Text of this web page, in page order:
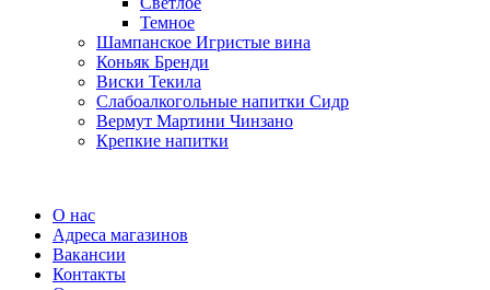
Темное
Шампанское Игристые вина
Коньяк Бренди
Виски Текила
Слабоалкогольные напитки Сидр
Вермут Мартини Чинзано
Крепкие напитки
О нас
Адреса магазинов
Вакансии
Контакты